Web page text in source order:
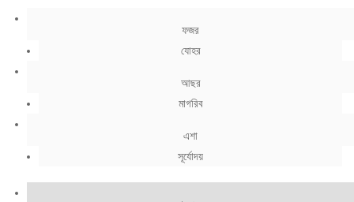
ফজর
যোহর
আছর
মাগরিব
এশা
সূর্যোদয়